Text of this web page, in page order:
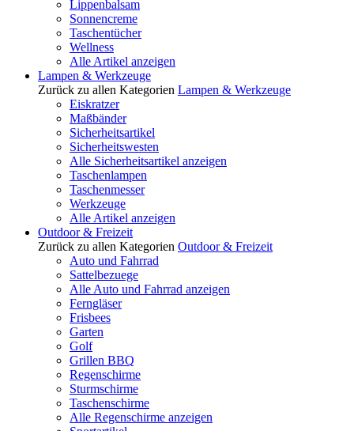
Lippenbalsam
Sonnencreme
Taschentücher
Wellness
Alle Artikel anzeigen
Lampen & Werkzeuge
Zurück zu allen Kategorien Lampen & Werkzeuge
Eiskratzer
Maßbänder
Sicherheitsartikel
Sicherheitswesten
Alle Sicherheitsartikel anzeigen
Taschenlampen
Taschenmesser
Werkzeuge
Alle Artikel anzeigen
Outdoor & Freizeit
Zurück zu allen Kategorien Outdoor & Freizeit
Auto und Fahrrad
Sattelbezuege
Alle Auto und Fahrrad anzeigen
Ferngläser
Frisbees
Garten
Golf
Grillen BBQ
Regenschirme
Sturmschirme
Taschenschirme
Alle Regenschirme anzeigen